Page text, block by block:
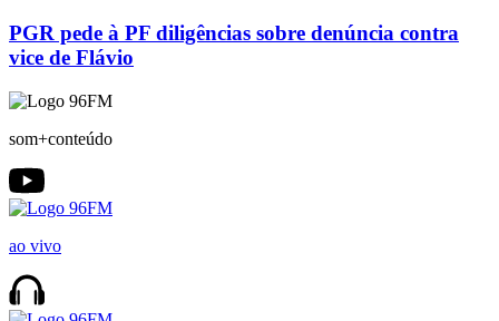
PGR pede à PF diligências sobre denúncia contra
vice de Flávio
som+conteúdo
ao vivo